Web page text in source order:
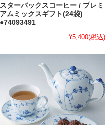
スターバックスコーヒー / プレミ
アムミックスギフト(24袋)
●74093491
¥5,400(税込)